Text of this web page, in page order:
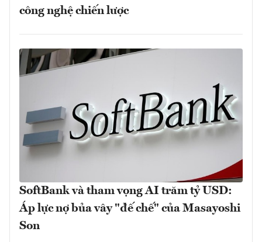
công nghệ chiến lược
SoftBank và tham vọng AI trăm tỷ USD:
Áp lực nợ bủa vây "đế chế" của Masayoshi
Son